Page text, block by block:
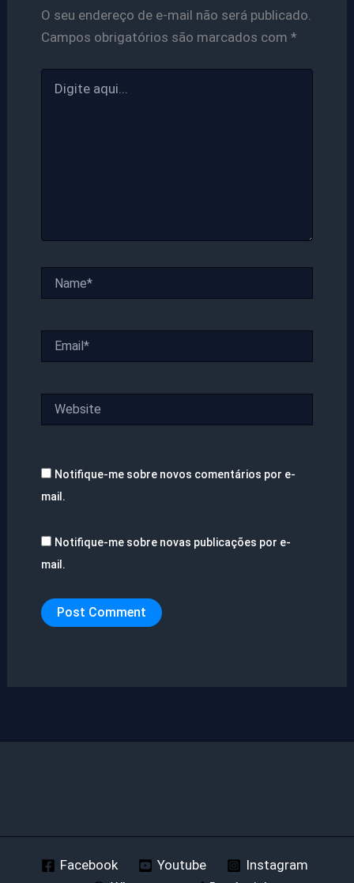
O seu endereço de e-mail não será publicado.
Campos obrigatórios são marcados com *
aqui...
Notifique-me sobre novos comentários por e-
mail.
Notifique-me sobre novas publicações por e-
mail.
Facebook Youtube
Instagram